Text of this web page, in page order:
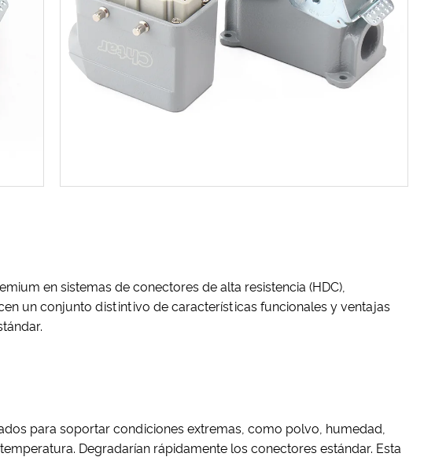
en sistemas de conectores de alta resistencia (HDC),
un conjunto distintivo de características funcionales y ventajas
para soportar condiciones extremas, como polvo, humedad,
Degradarían rápidamente los conectores estándar. Esta